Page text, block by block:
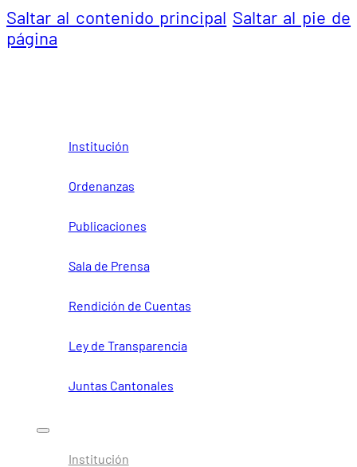
Saltar al contenido principal Saltar al pie de
página
Institución
Ordenanzas
Publicaciones
Sala de Prensa
Rendición de Cuentas
Ley de Transparencia
Juntas Cantonales
Institución